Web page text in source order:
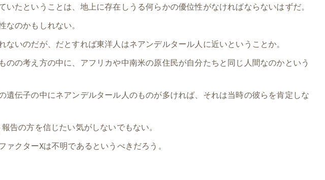
いたということは、地上に存在しうる何らかの優位性がなければならないはずだ。
のかもしれない。
ないのだが、だとすれば東洋人はネアンデルタール人に近いということか。
のの考え方の中に、アフリカや中南米の原住民が自分たちと同じ人間なのかという
遺伝子の中にネアンデルタール人のものが多ければ、それは当時の彼らを肯定しな
告の方を信じたい気がしないでもない。
クターXは不明であるというべきだろう。